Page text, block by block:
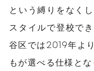
という縛りをなく
スタイルで登校で
谷区では2019年よ
もが選べる仕様と